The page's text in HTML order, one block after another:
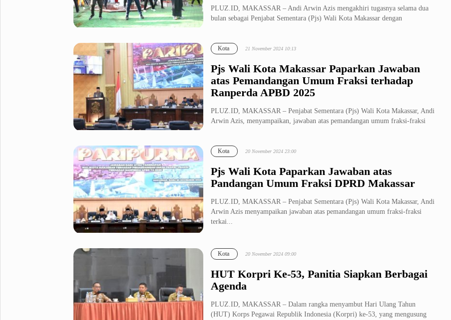
PLUZ.ID, MAKASSAR – Andi Arwin Azis mengakhiri tugasnya selama dua
bulan sebagai Penjabat Sementara (Pjs) Wali Kota Makassar dengan
Pjs Wali Kota Makassar Paparkan Jawaban
atas Pemandangan Umum Fraksi terhadap
Ranperda APBD 2025
Kota 21 November 2024 10:13
PLUZ.ID, MAKASSAR – Penjabat Sementara (Pjs) Wali Kota Makassar, Andi
Arwin Azis, menyampaikan, jawaban atas pemandangan umum fraksi-fraksi
Pjs Wali Kota Paparkan Jawaban atas
Pandangan Umum Fraksi DPRD Makassar
Kota 20 November 2024 23:00
PLUZ.ID, MAKASSAR – Penjabat Sementara (Pjs) Wali Kota Makassar, Andi
Arwin Azis menyampaikan jawaban atas pemandangan umum fraksi-fraksi
terkai...
HUT Korpri Ke-53, Panitia Siapkan Berbagai
Agenda
Kota 20 November 2024 09:00
PLUZ.ID, MAKASSAR – Dalam rangka menyambut Hari Ulang Tahun
(HUT) Korps Pegawai Republik Indonesia (Korpri) ke-53, yang mengusung